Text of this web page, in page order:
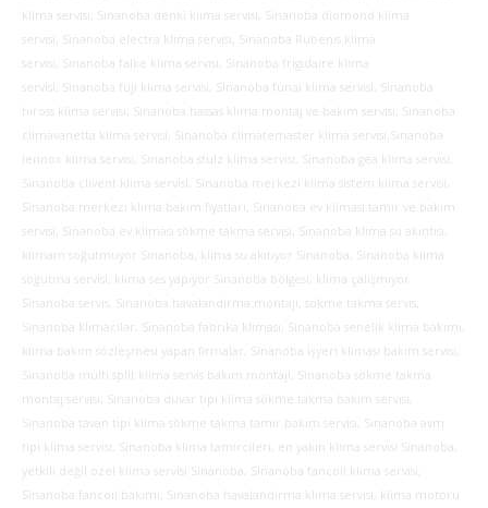
klima servisi, Sinanoba denki klima servisi, Sinanoba diomond klima
servisi, Sinanoba electra klima servisi, Sinanoba Rubenis klima
servisi, Sinanoba falke klima servisi, Sinanoba frigidaire klima
servisi, Sinanoba fuji klima servisi, Sinanoba funai klima servisi, Sinanoba
hiross klima servisi, Sinanoba hassas klima montaj ve bakım servisi, Sinanoba
climavanetta klima servisi, Sinanoba climatemaster klima servisi,Sinanoba
lennox klima servisi, Sinanoba stulz klima servisi, Sinanoba gea klima servisi,
Sinanoba clivent klima servisi, Sinanoba merkezi klima sistem klima servisi,
Sinanoba merkezi klima bakım fiyatları, Sinanoba ev kliması tamir ve bakım
servisi, Sinanoba ev kliması sökme takma servisi, Sinanoba klima su akıntısı,
klimam soğutmuyor Sinanoba, klima su akıtıyor Sinanoba, Sinanoba klima
soğutma servisi, klima ses yapıyor Sinanoba bölgesi, klima çalışmıyor
Sinanoba servis, Sinanoba havalandırma montajı, sökme takma servis,
Sinanoba klimacılar, Sinanoba fabrika kliması, Sinanoba senelik klima bakımı,
klima bakım sözleşmesi yapan firmalar, Sinanoba işyeri kliması bakım servisi,
Sinanoba multi split klima servis bakım montajı, Sinanoba sökme takma
montaj servisi, Sinanoba duvar tipi klima sökme takma bakım servisi,
Sinanoba tavan tipi klima sökme takma tamir bakım servisi, Sinanoba avm
tipi klima servisi, Sinanoba klima tamircileri, en yakın klima servisi Sinanoba,
yetkili değil özel klima servisi Sinanoba, Sinanoba fancoil klima servisi,
Sinanoba fancoil bakımı, Sinanoba havalandırma klima servisi, klima motoru